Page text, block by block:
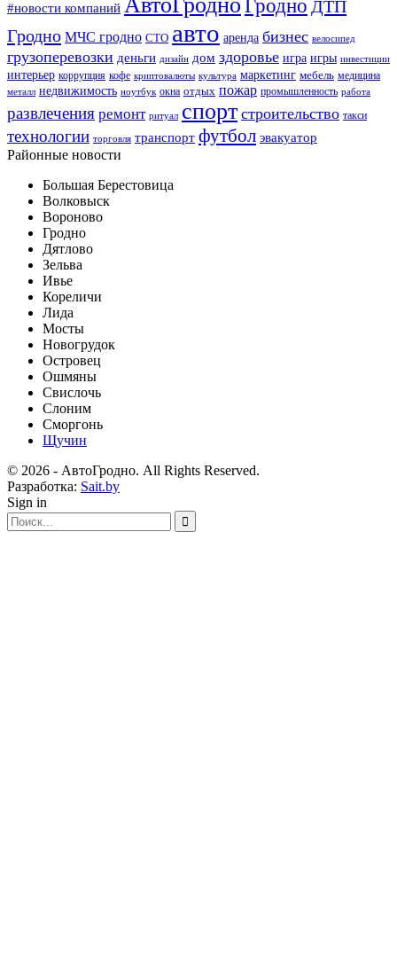
#новости компаний Гродно ДТП
Гродно МЧС гродно СТО авто аренда бизнес велосипед
грузоперевозки деньги дизайн дом здоровье игра игры инвестиции
интерьер коррупция кофе криптовалюты культура маркетинг мебель медицина
металл недвижимость ноутбук окна отдых пожар промышленность работа
развлечения ремонт ритуал спорт строительство такси
технологии торговля транспорт футбол эвакуатор
Районные новости
Большая Берестовица
Волковыск
Вороново
Гродно
Дятлово
Зельва
Ивье
Кореличи
Лида
Мосты
Новогрудок
Островец
Ошмяны
Свислочь
Слоним
Сморгонь
Щучин
© 2026 - АвтоГродно. All Rights Reserved.
Разработка: Sait.by
Sign in